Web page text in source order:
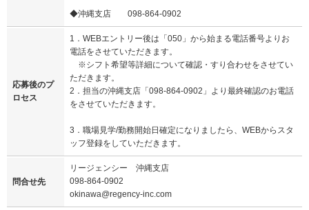
◆沖縄支店 098-864-0902
応募後のプ
ロセス
1．WEBエントリー後は「050」から始まる電話番号よりお
電話をさせていただきます。
※シフト希望等詳細について確認・すり合わせをさせてい
ただきます。
2．担当の沖縄支店「098-864-0902」より最終確認のお電話
をさせていただきます。
3．職場見学/勤務開始日確定になりましたら、WEBからスタ
ッフ登録をしていただきます。
問合せ先
リージェンシー 沖縄支店
098-864-0902
okinawa@regency-inc.com